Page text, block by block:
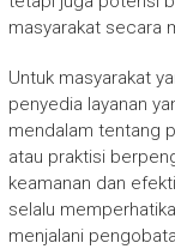
masyarakat secara
Untuk masyarakat
penyedia layanan
mendalam tentang
atau praktisi
keamanan dan
selalu
menjalani